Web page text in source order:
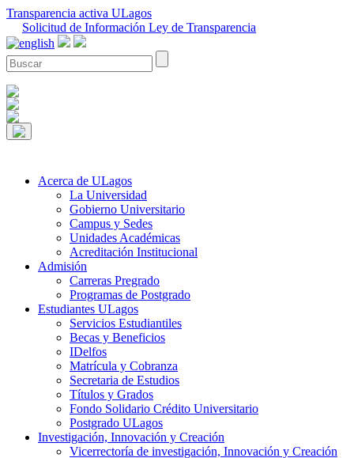
Transparencia activa ULagos
Solicitud de Información Ley de Transparencia
Acerca de ULagos
La Universidad
Gobierno Universitario
Campus y Sedes
Unidades Académicas
Acreditación Institucional
Admisión
Carreras Pregrado
Programas de Postgrado
Estudiantes ULagos
Servicios Estudiantiles
Becas y Beneficios
IDelfos
Matrícula y Cobranza
Secretaria de Estudios
Títulos y Grados
Fondo Solidario Crédito Universitario
Postgrado ULagos
Investigación, Innovación y Creación
Vicerrectoría de investigación, Innovación y Creación